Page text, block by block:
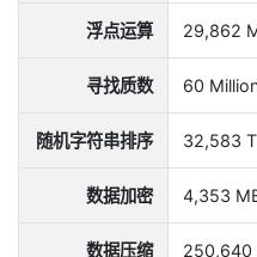
浮点运算 29,862
寻找质数 60
随机字符串排序 32,583
数据加密 4,353
数据压缩 250,640